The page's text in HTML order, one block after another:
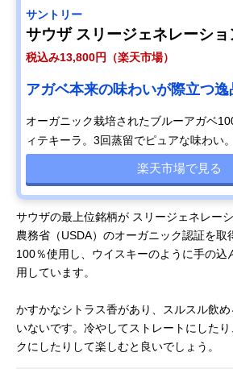
サントリー
サウザ スリージェネレーショ
税込み13,800円（楽天市場）
アガベ本来の味わいが際立つ逸
オーガニック栽培されたブルーアガベ
ィテキーラ。3回蒸留でピュアな味わい。
楽天市場で見る
サウザの最上位銘柄が スリージェネレー
農務省（USDA）のオーガニック認証を取
100％使用し、ウイスキーのように手の込
用しています。
かすかなシトラス香があり、スルスル飲
いないです。冷やしてストレートにした
クにしたりして楽しむと良いでしょう。